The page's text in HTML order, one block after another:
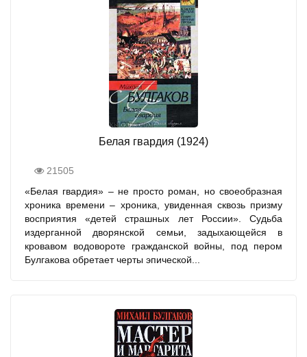
Белая гвардия (1924)
21505
«Белая гвардия» – не просто роман, но своеобразная
хроника времени – хроника, увиденная сквозь призму
восприятия «детей страшных лет России». Судьба
издерганной дворянской семьи, задыхающейся в
кровавом водовороте гражданской войны, под пером
Булгакова обретает черты эпической...